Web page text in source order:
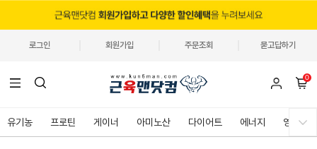
로그인 회원가입 주문조회 묻고답하기
0
유기농 프로틴 게이너 아미노산 다이어트 에너지 영양제